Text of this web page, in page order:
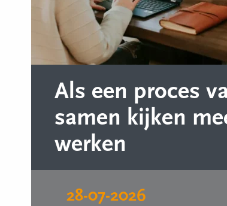
Als een proces
samen kijken
werken
28-07-2026